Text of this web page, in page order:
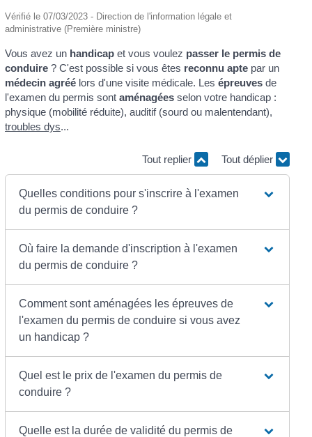
Vérifié le 07/03/2023 - Direction de l'information légale et
administrative (Première ministre)
Vous avez un handicapet vous voulez passer le permis de
conduire? C'est possible si vous êtes reconnu aptepar un
médecin agréélors d'une visite médicale. Les épreuvesde
l'examen du permis sont aménagéesselon votre handicap :
physique (mobilité réduite), auditif (sourd ou malentendant),
troubles dys...
Tout replier Tout déplier
Quelles conditions pour s'inscrire à l'examen
du permis de conduire ?
Où faire la demande d'inscription à l'examen
du permis de conduire ?
Comment sont aménagées les épreuves de
l'examen du permis de conduire si vous avez
un handicap ?
Quel est le prix de l'examen du permis de
conduire ?
Quelle est la durée de validité du permis de